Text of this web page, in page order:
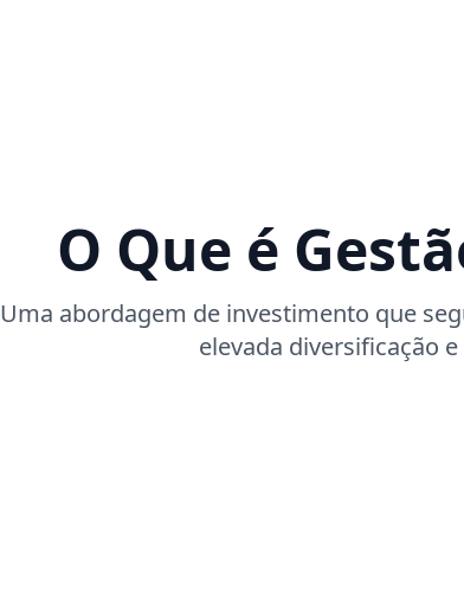
O Que é
Uma abordagem de investimento que
elevada diversificação